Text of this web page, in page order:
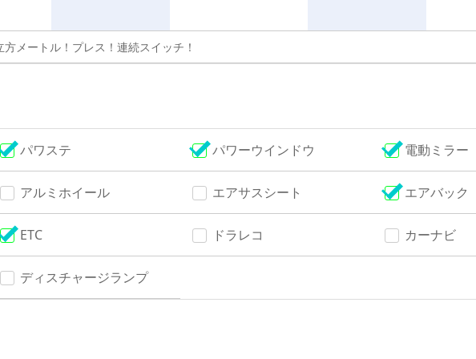
メートル！プレス！連続スイッチ！
パワステ パワーウインドウ 電動ミラー
アルミホイール エアサスシート エアバック
ETC ドラレコ カーナビ
ディスチャージランプ